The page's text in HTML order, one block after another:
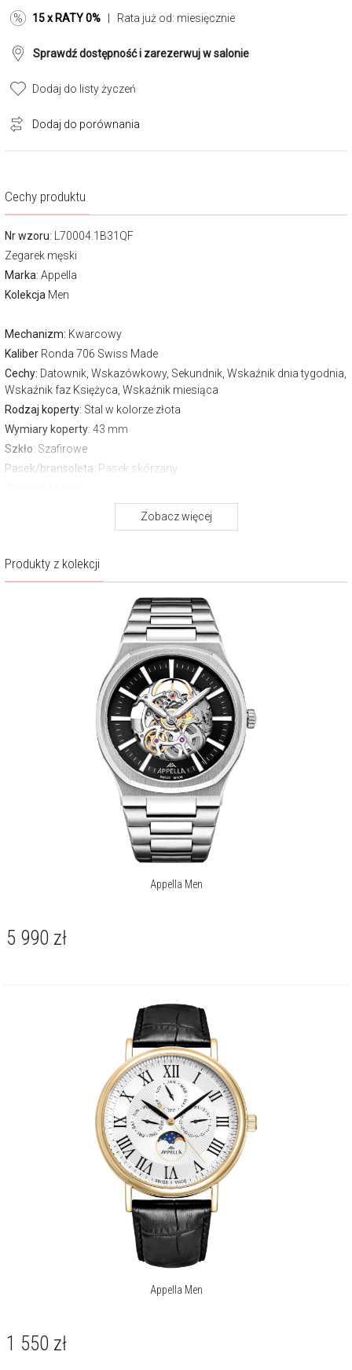
Cechy produktu
Nr wzoru: L70004.1B31QF
Zegarek męski
Marka: Appella
Kolekcja Men
Mechanizm: Kwarcowy
Kaliber Ronda 706 Swiss Made
Cechy: Datownik, Wskazówkowy, Sekundnik, Wskaźnik dnia tygodnia,
Wskaźnik faz Księżyca, Wskaźnik miesiąca
Rodzaj koperty: Stal w kolorze złota
Wymiary koperty: 43 mm
Szkło: Szafirowe
Pasek/bransoleta: Pasek skórzany
50 m
Gwarancja producenta:2 lata
Zobacz więcej
15 x RATY 0% | Rata już od: miesięcznie
Sprawdź dostępność i zarezerwuj w salonie
Dodaj do listy życzeń
Dodaj do porównania
Produkty z kolekcji
Appella Men
5 990 zł
Appella Men
1 550 zł